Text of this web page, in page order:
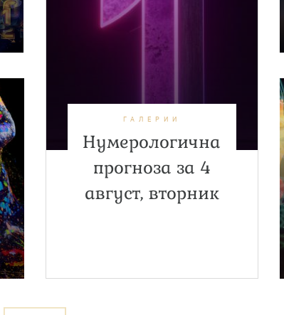
ГАЛЕРИИ
Нумерологична
прогноза за 4
август, вторник